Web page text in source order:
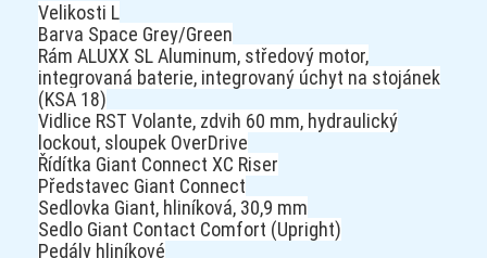
Velikosti L
Barva Space Grey/Green
Rám ALUXX SL Aluminum, středový motor,
integrovaná baterie, integrovaný úchyt na stojánek
(KSA 18)
Vidlice RST Volante, zdvih 60 mm, hydraulický
lockout, sloupek OverDrive
Řídítka Giant Connect XC Riser
Představec Giant Connect
Sedlovka Giant, hliníková, 30,9 mm
Sedlo Giant Contact Comfort (Upright)
Pedály hliníkové